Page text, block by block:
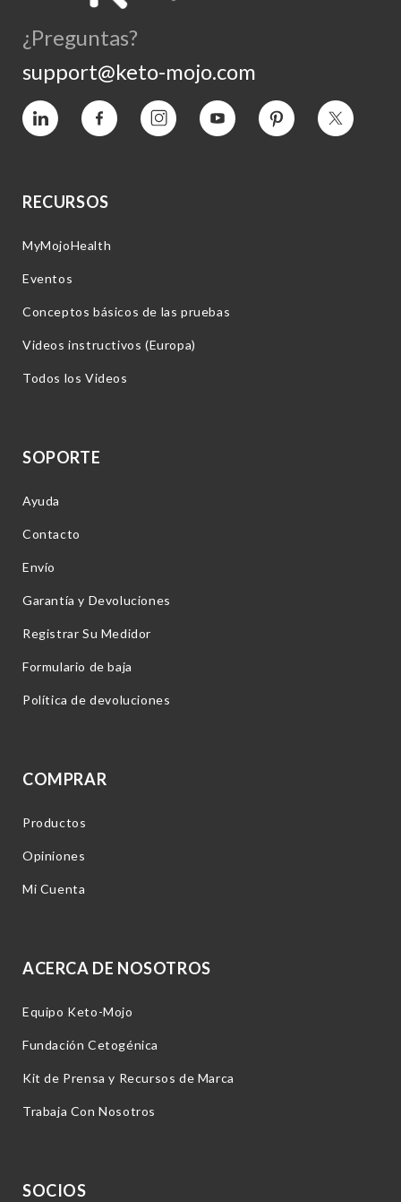
¿Preguntas?
support@keto-mojo.com
Vimeo Facebook InstagramYouTube Pinterest Twitter
RECURSOS
MyMojoHealth
Eventos
Conceptos básicos de las pruebas
Videos instructivos (Europa)
Todos los Videos
SOPORTE
Ayuda
Contacto
Envío
Garantía y Devoluciones
Registrar Su Medidor
Formulario de baja
Política de devoluciones
COMPRAR
Productos
Opiniones
Mi Cuenta
ACERCA DE NOSOTROS
Equipo Keto-Mojo
Fundación Cetogénica
Kit de Prensa y Recursos de Marca
Trabaja Con Nosotros
SOCIOS